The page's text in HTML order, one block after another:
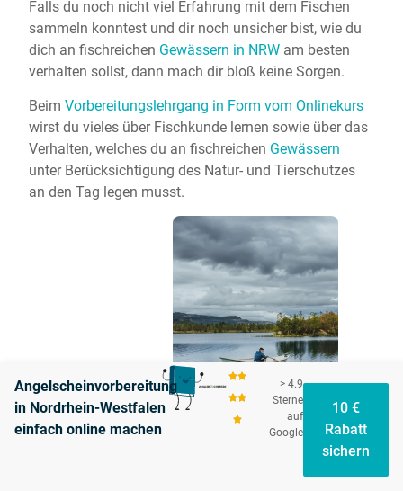
Falls du noch nicht viel Erfahrung mit dem Fischen
sammeln konntest und dir noch unsicher bist, wie du
dich an fischreichen Gewässern in NRW am besten
verhalten sollst, dann mach dir bloß keine Sorgen.
Beim Vorbereitungslehrgang in Form vom Onlinekurs
wirst du vieles über Fischkunde lernen sowie über das
Verhalten, welches du an fischreichen Gewässern
unter Berücksichtigung des Natur- und Tierschutzes
an den Tag legen musst.
Enric Cruz López
Angelscheinvorbereitung
in Nordrhein-Westfalen
einfach online machen
> 4.9
Sterne
auf
Google
10 €
Rabatt
sichern